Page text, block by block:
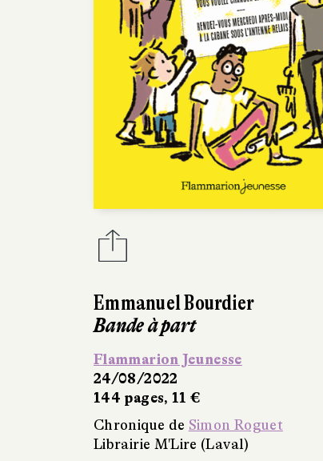
Emmanuel Bourdier
Bande à part
Flammarion Jeunesse
24/08/2022
144 pages, 11 €
Chronique de Simon Roguet
Librairie M'Lire (Laval)